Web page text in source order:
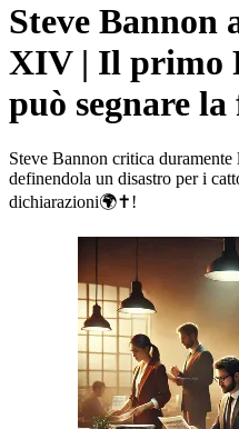
Steve Bannon
XIV | Il primo
può segnare
Steve Bannon critica
definendola un disastro per i
dichiarazioni🌍✝️!